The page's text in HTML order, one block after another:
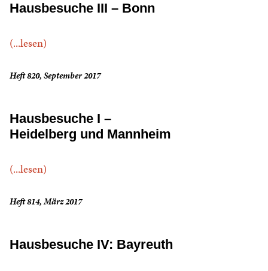
Hausbesuche III – Bonn
(...lesen)
Heft 820, September 2017
Hausbesuche I –
Heidelberg und Mannheim
(...lesen)
Heft 814, März 2017
Hausbesuche IV: Bayreuth